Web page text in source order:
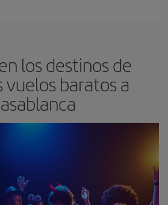
los destinos de
vuelos baratos a